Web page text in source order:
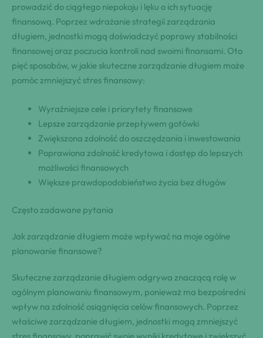
prowadzić do ciągłego niepokoju i lęku o ich sytuację
finansową. Poprzez wdrażanie strategii zarządzania
długiem, jednostki mogą doświadczyć poprawy stabilności
finansowej oraz poczucia kontroli nad swoimi finansami. Oto
pięć sposobów, w jakie skuteczne zarządzanie długiem może
pomóc zmniejszyć stres finansowy:
Wyraźniejsze cele i priorytety finansowe
Lepsze zarządzanie przepływem gotówki
Zwiększona zdolność do oszczędzania i inwestowania
Poprawiona zdolność kredytowa i dostęp do lepszych
możliwości finansowych
Większe prawdopodobieństwo życia bez długów
Często zadawane pytania
Jak zarządzanie długiem może wpływać na moje ogólne
planowanie finansowe?
Skuteczne zarządzanie długiem odgrywa znaczącą rolę w
ogólnym planowaniu finansowym, ponieważ ma bezpośredni
wpływ na zdolność osiągnięcia celów finansowych. Poprzez
właściwe zarządzanie długiem, jednostki mogą zmniejszyć